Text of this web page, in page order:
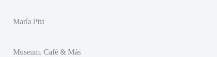
María Pita
Museum. Café & Más